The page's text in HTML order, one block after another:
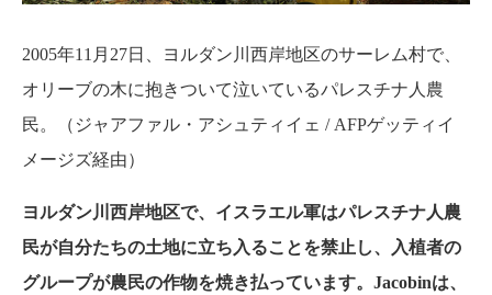
2005年11月27日、ヨルダン川西岸地区のサーレム村で、
オリーブの木に抱きついて泣いているパレスチナ人農
民。（ジャアファル・アシュティイェ / AFPゲッティイ
メージズ経由）
ヨルダン川西岸地区で、イスラエル軍はパレスチナ人農
民が自分たちの土地に立ち入ることを禁止し、入植者の
グループが農民の作物を焼き払っています。Jacobinは、